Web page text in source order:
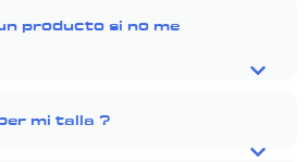
producto si no me
mi talla ?